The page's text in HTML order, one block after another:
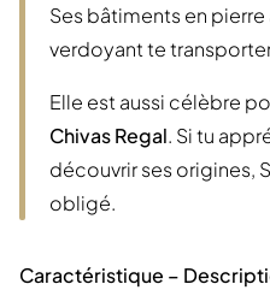
Ses bâtiments en
verdoyant te
Elle est aussi célèbre
Chivas Regal. Si tu
découvrir ses origines,
obligé.
Caractéristique –